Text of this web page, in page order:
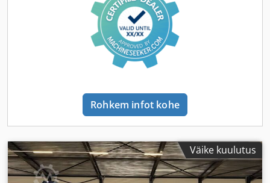
Rohkem infot kohe
Väike kuulutus